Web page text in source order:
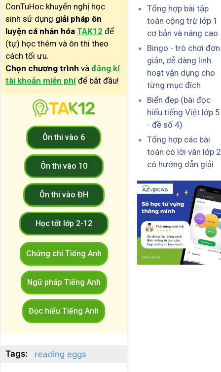
ConTuHoc khuyến nghị học
sinh sử dụng giải pháp ôn
luyện cá nhân hóa TAK12 để
(tự) học thêm và ôn thi theo
cách tối ưu.
Chọn chương trình và đăng kí
tài khoản miễn phí để bắt đầu!
Ôn thi vào 6
Ôn thi vào 10
Ôn thi vào ĐH
Học tốt lớp 2-12
Chứng chỉ Tiếng Anh
Ngữ pháp Tiếng Anh
Đọc hiểu Tiếng Anh
Tags: reading eggs
Tổng hợp bài tập
toán cộng trừ lớp 1
cơ bản và nâng cao
Bingo - trò chơi đơn
giản, dễ dàng linh
hoạt vận dụng cho
từng mục đích
Biển đẹp (bài đọc
hiểu tiếng Việt lớp 5
- đề số 4)
Tổng hợp các bài
toán có lời văn lớp 2
có hướng dẫn giải